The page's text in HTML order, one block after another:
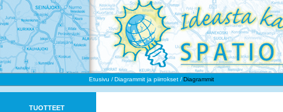
Etusivu Diagrammit ja piirrokset Diagrammit
TUOTTEET